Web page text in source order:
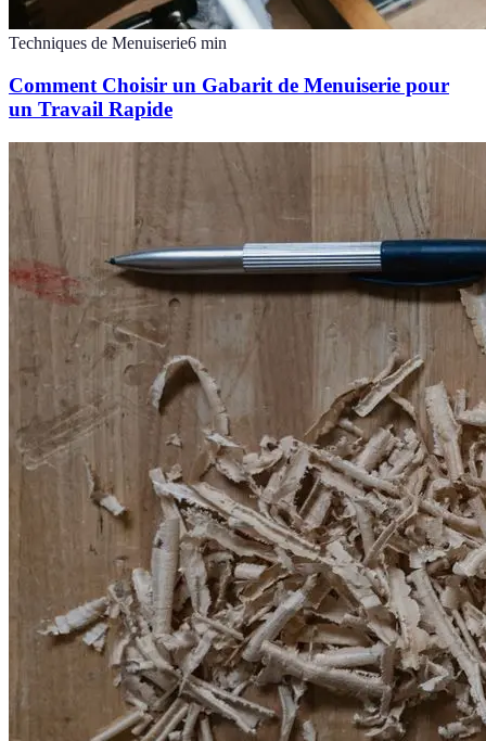
Techniques de Menuiserie6 min
Comment Choisir un Gabarit de Menuiserie pour
un Travail Rapide